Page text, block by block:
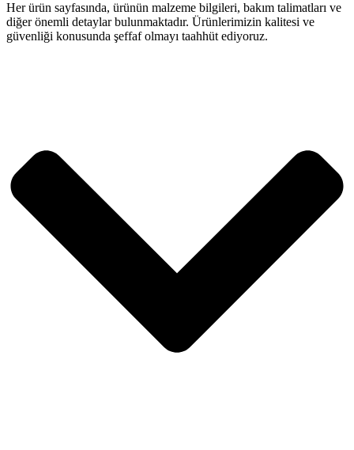
Her ürün sayfasında, ürünün malzeme bilgileri, bakım talimatları ve
diğer önemli detaylar bulunmaktadır. Ürünlerimizin kalitesi ve
güvenliği konusunda şeffaf olmayı taahhüt ediyoruz.